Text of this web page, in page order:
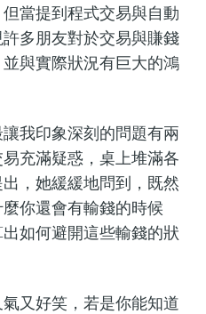
當提到程式交易與自動
多朋友對於交易與賺錢
與實際狀況有巨大的鴻
我印象深刻的問題有兩
充滿疑惑，桌上堆滿各
，她緩緩地問到，既然
你還會有輸錢的時候
如何避開這些輸錢的狀
又好笑，若是你能知道